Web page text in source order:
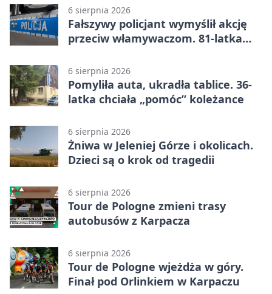
6 sierpnia 2026
Fałszywy policjant wymyślił akcję
przeciw włamywaczom. 81-latka
6 sierpnia 2026
Pomyliła auta, ukradła tablice. 36-
latka chciała „pomóc” koleżance
6 sierpnia 2026
Żniwa w Jeleniej Górze i okolicach.
Dzieci są o krok od tragedii
6 sierpnia 2026
Tour de Pologne zmieni trasy
autobusów z Karpacza
6 sierpnia 2026
Tour de Pologne wjeżdża w góry.
Finał pod Orlinkiem w Karpaczu